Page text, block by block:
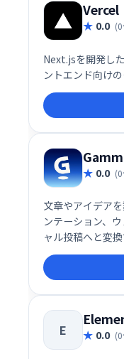
Vercel
0.0
Next.jsを開発し
ントエンド向け
0.0
文章やアイデア
ンテーション、
ャル投稿へと変
E 0.0